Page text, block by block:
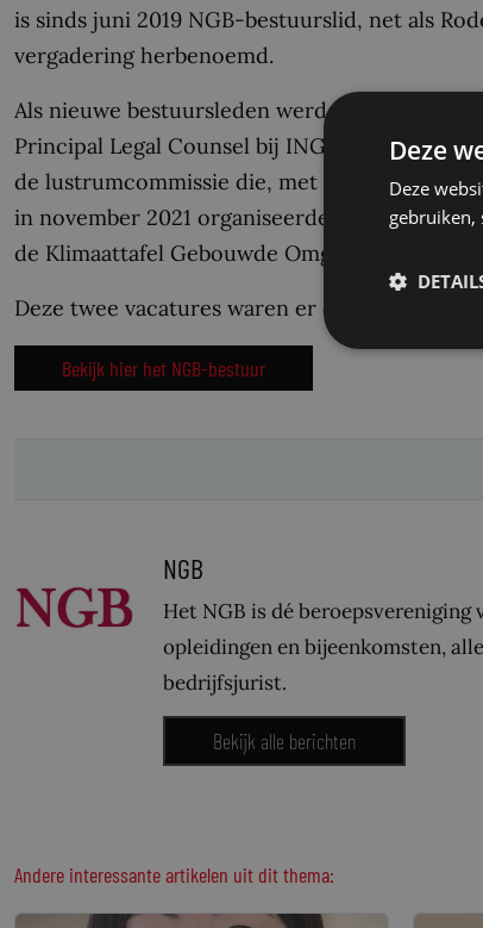
is sinds juni 2019 NGB-bestuurslid, net als
vergadering herbenoemd.
Als nieuwe bestuursleden werden Dorien
Principal Legal Counsel bij ING, benoemd. Zij
de lustrumcommissie die, met twee jaar
in november 2021 organiseerde. Rik is actief
de Klimaattafel Gebouwde Omgeving.
Deze twee vacatures waren er door het
Bekijk hier het NGB-bestuur
NGB
Het NGB is dé
opleidingen en bijeenkomsten,
bedrijfsjurist.
Bekijk alle berichten
Andere interessante artikelen uit dit thema:
Deze
Deze
gebruiken,